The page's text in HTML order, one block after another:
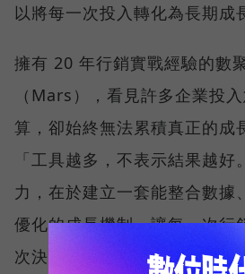
以將每一次投入轉化為長期成
擁有 20 年行銷實戰經驗的數
（Mars），看見許多企業投
算，卻始終無法累積真正的成
「工具越多，不表示結果越好
力，在於建立一套能整合數據
優化的成長機制，讓每一次行
次決策的養分，形成能不斷學